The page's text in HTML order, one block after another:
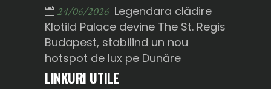
24/06/2026 Legendara clădire
Klotild Palace devine The St. Regis
Budapest, stabilind un nou
hotspot de lux pe Dunăre
LINKURI UTILE